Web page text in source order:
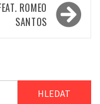
ROMEO
SANTOS